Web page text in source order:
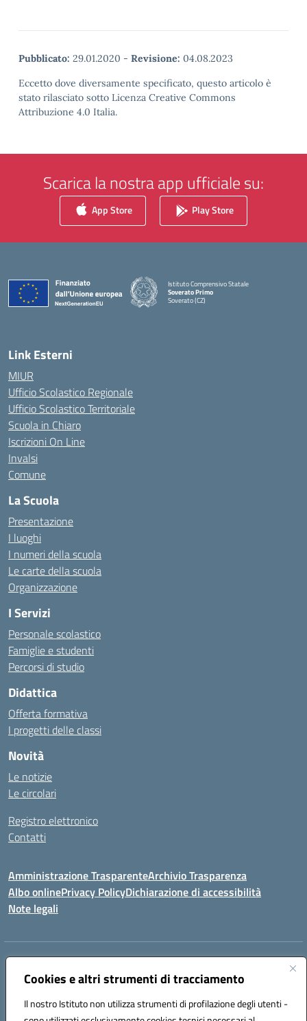
Cookies e altri strumenti di tracciamento
Il nostro Istituto non utilizza strumenti di profilazione degli utenti -
Pubblicato: 29.01.2020 - Revisione: 04.08.2023
Eccetto dove diversamente specificato, questo articolo è
stato rilasciato sotto Licenza Creative Commons
Attribuzione 4.0 Italia.
Scarica la nostra app ufficiale su:
App Store Play Store
Istituto Comprensivo Statale
Soverato Primo
Soverato (CZ)
Link Esterni
MIUR
Ufficio Scolastico Regionale
Ufficio Scolastico Territoriale
Scuola in Chiaro
Iscrizioni On Line
Invalsi
Comune
La Scuola
Presentazione
I luoghi
I numeri della scuola
Le carte della scuola
Organizzazione
I Servizi
Personale scolastico
Famiglie e studenti
Percorsi di studio
Didattica
Offerta formativa
I progetti delle classi
Novità
Le notizie
Le circolari
Registro elettronico
Contatti
Amministrazione TrasparenteArchivio Trasparenza
Albo onlinePrivacy PolicyDichiarazione di accessibilità
Note legali
Indirizzo:
Centralino:096721161 Email:czic869004@istruzione.it
Codice fiscale: 84000710792